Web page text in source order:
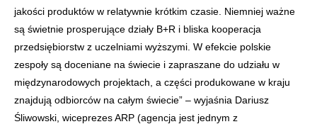
jakości produktów w relatywnie krótkim czasie. Niemniej ważne
są świetnie prosperujące działy B+R i bliska kooperacja
przedsiębiorstw z uczelniami wyższymi. W efekcie polskie
zespoły są doceniane na świecie i zapraszane do udziału w
międzynarodowych projektach, a części produkowane w kraju
znajdują odbiorców na całym świecie” – wyjaśnia Dariusz
Śliwowski, wiceprezes ARP (agencja jest jednym z